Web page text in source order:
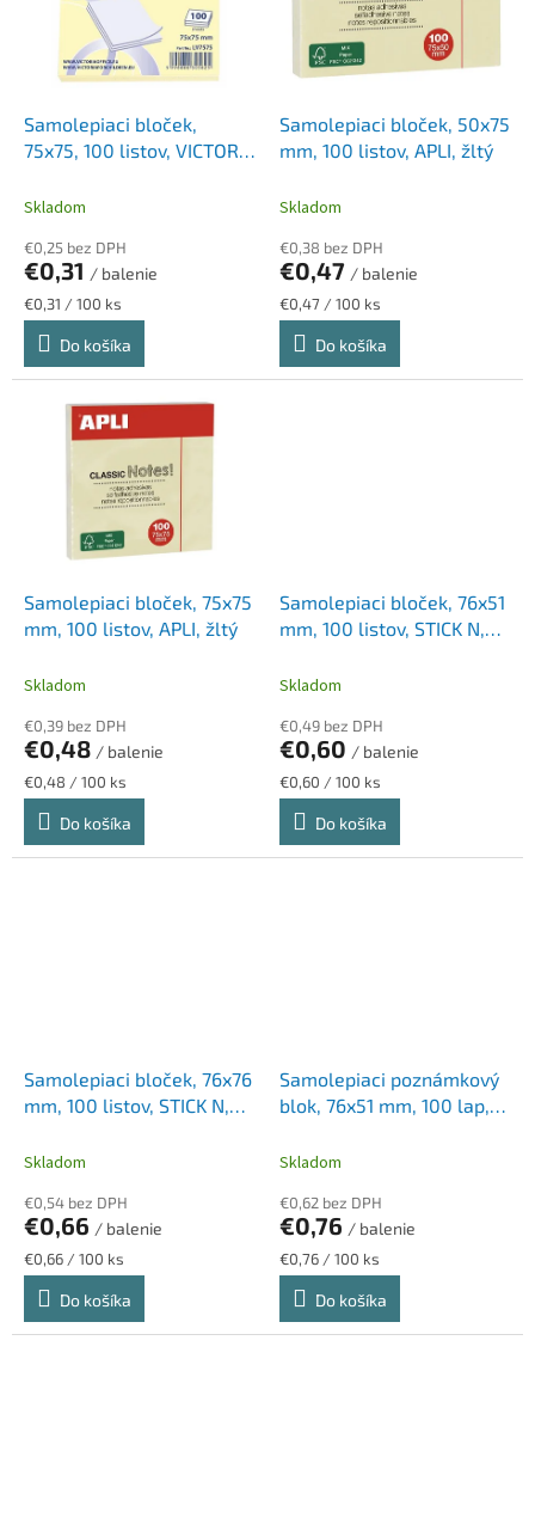
Samolepiaci bloček,
75x75, 100 listov, VICTORIA
Skladom
€0,25 bez DPH
€0,31 / balenie
Jednotková
cena:
€0,31 / 100 ks
Do košíka
Samolepiaci bloček, 50x75
mm, 100 listov, APLI, žltý
Skladom
€0,38 bez DPH
€0,47 / balenie
Jednotková
cena:
€0,47 / 100 ks
Do košíka
Samolepiaci bloček, 75x75
mm, 100 listov, APLI, žltý
Skladom
€0,39 bez DPH
€0,48 / balenie
Jednotková
cena:
€0,48 / 100 ks
Do košíka
Samolepiaci bloček, 76x51
mm, 100 listov, STICK N,
Skladom
€0,49 bez DPH
€0,60 / balenie
Jednotková
cena:
€0,60 / 100 ks
Do košíka
Samolepiaci bloček, 76x76
mm, 100 listov, STICK N,
Skladom
€0,54 bez DPH
€0,66 / balenie
Jednotková
cena:
€0,66 / 100 ks
Do košíka
Samolepiaci poznámkový
blok, 76x51 mm, 100 lap,
hnedá
Skladom
€0,62 bez DPH
€0,76 / balenie
Jednotková
cena:
€0,76 / 100 ks
Do košíka